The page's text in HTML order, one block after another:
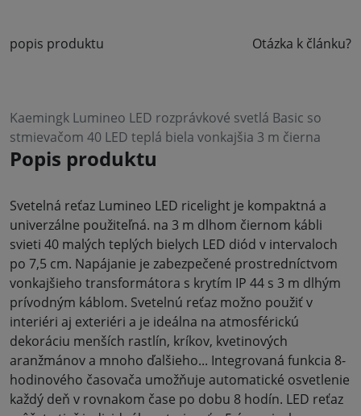
popis produktu Otázka k článku?
Kaemingk Lumineo LED rozprávkové svetlá Basic so
stmievačom 40 LED teplá biela vonkajšia 3 m čierna
Popis produktu
Svetelná reťaz Lumineo LED ricelight je kompaktná a
univerzálne použiteľná. na 3 m dlhom čiernom kábli
svieti 40 malých teplých bielych LED diód v intervaloch
po 7,5 cm. Napájanie je zabezpečené prostredníctvom
vonkajšieho transformátora s krytím IP 44 s 3 m dlhým
prívodným káblom. Svetelnú reťaz možno použiť v
interiéri aj exteriéri a je ideálna na atmosférickú
dekoráciu menších rastlín, kríkov, kvetinových
aranžmánov a mnoho ďalšieho... Integrovaná funkcia 8-
hodinového časovača umožňuje automatické osvetlenie
každý deň v rovnakom čase po dobu 8 hodín. LED reťaz